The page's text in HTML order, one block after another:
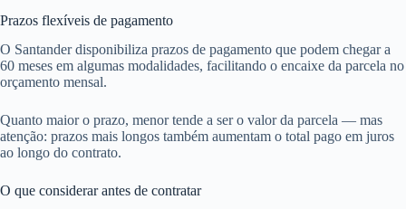
Prazos flexíveis de pagamento
O Santander disponibiliza prazos de pagamento que podem chegar a
60 meses em algumas modalidades, facilitando o encaixe da parcela no
orçamento mensal.
Quanto maior o prazo, menor tende a ser o valor da parcela — mas
atenção: prazos mais longos também aumentam o total pago em juros
ao longo do contrato.
O que considerar antes de contratar